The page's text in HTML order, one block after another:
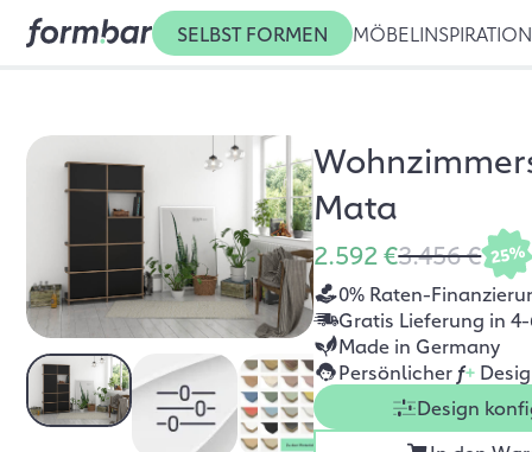
SELBST FORMEN MÖBEL INSPIRATION
Mata
2.592 €3.456 € 25%
0% Raten-
Gratis Lieferung in
Made in Germany
Persönlicher f+
Design